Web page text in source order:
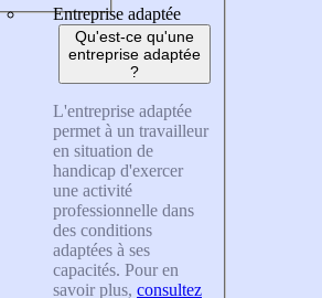
Entreprise adaptée
Qu'est-ce qu'une
entreprise adaptée
?
L'entreprise adaptée
permet à un travailleur
en situation de
handicap d'exercer
une activité
professionnelle dans
des conditions
adaptées à ses
capacités. Pour en
savoir plus, consultez